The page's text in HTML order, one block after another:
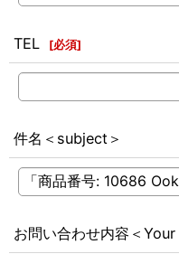
TEL [必須]
件名＜subject＞
お問い合わせ内容＜